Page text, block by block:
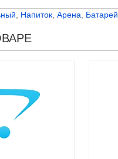
Напиток Арена